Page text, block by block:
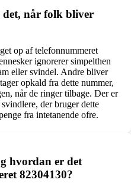
det, når folk bliver
op af telefonnummeret
ignorerer simpelthen
eller svindel. Andre bliver
opkald fra dette nummer,
når de ringer tilbage. Der er
der bruger dette
fra intetanende ofre.
hvordan er det
82304130?